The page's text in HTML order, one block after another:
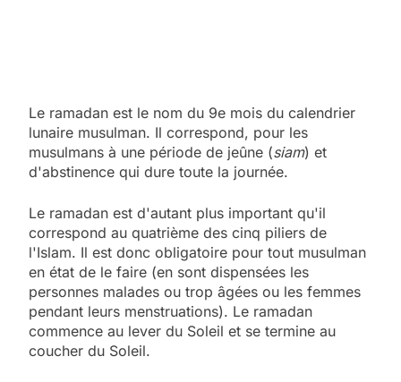
Le ramadan est le nom du 9e mois du calendrier
lunaire musulman. Il correspond, pour les
musulmans à une période de jeûne (siam) et
d'abstinence qui dure toute la journée.
Le ramadan est d'autant plus important qu'il
correspond au quatrième des cinq piliers de
l'Islam. Il est donc obligatoire pour tout musulman
en état de le faire (en sont dispensées les
personnes malades ou trop âgées ou les femmes
pendant leurs menstruations). Le ramadan
commence au lever du Soleil et se termine au
coucher du Soleil.